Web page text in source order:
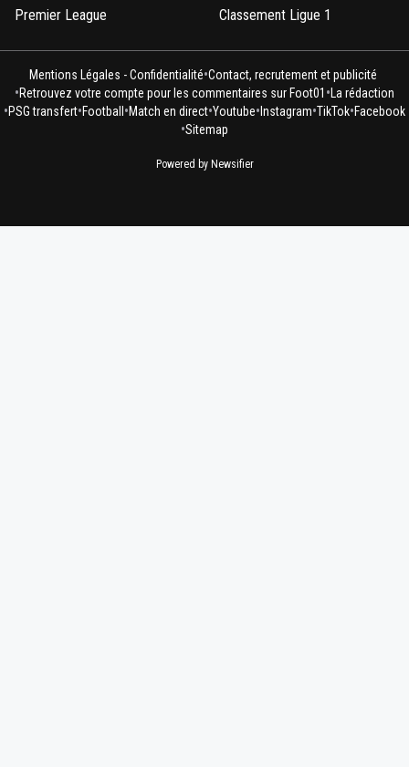
Premier League
Classement Ligue 1
Mentions Légales - Confidentialité•Contact, recrutement et publicité
•Retrouvez votre compte pour les commentaires sur Foot01 •La rédaction
•PSG transfert•Football •Match en direct•Youtube• Instagram•TikTok•Facebook
•Sitemap
Powered by Newsifier